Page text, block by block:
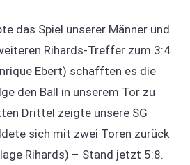
das Spiel unserer Männer und
Rihards-Treffer zum 3:4
Ebert) schafften es die
den Ball in unserem Tor zu
Drittel zeigte unsere SG
sich mit zwei Toren zurück
Rihards) – Stand jetzt 5:8.